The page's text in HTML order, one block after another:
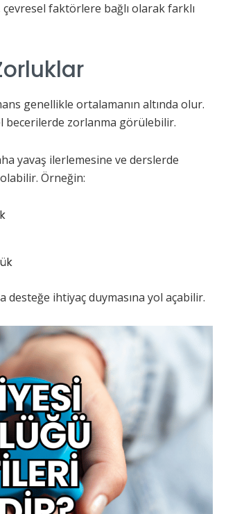
faktörlere bağlı olarak farklı
genellikle ortalamanın altında olur.
becerilerde zorlanma görülebilir.
yavaş ilerlemesine ve derslerde
Örneğin:
ihtiyaç duymasına yol açabilir.